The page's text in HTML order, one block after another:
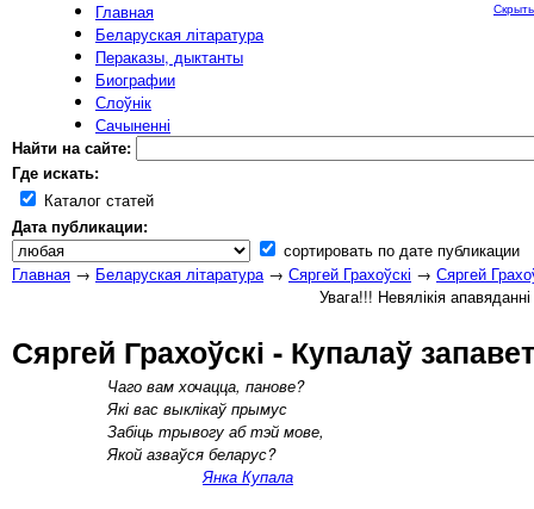
Главная
Беларуская літаратура
Пераказы, дыктанты
Биографии
Слоўнік
Сачыненні
Найти на сайте:
Где искать:
Каталог статей
Дата публикации:
сортировать по дате публикации
Скрыть
Главная → Беларуская літаратура→ Сяргей Грахоўскі → Сяргей
Увага!!! Невялікія
Сяргей Грахоўскі - Купалаў запавет
Чаго вам хочацца, панове?
Які вас выклікаў прымус
Забіць трывогу аб тэй мове,
Якой азваўся беларус?
Янка Купала